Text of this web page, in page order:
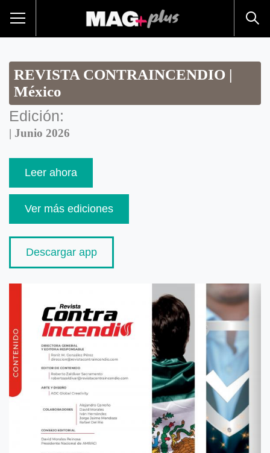
REVISTA CONTRAINCENDIO |
México
Edición:
| Junio 2026
Leer ahora
Ver más ediciones
Descargar app